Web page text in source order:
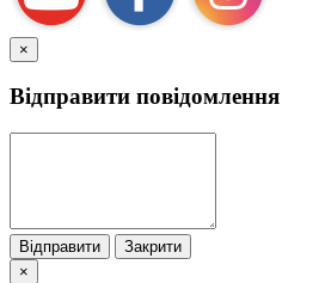
×
Відправити повідомлення
Відправити
Закрити
×